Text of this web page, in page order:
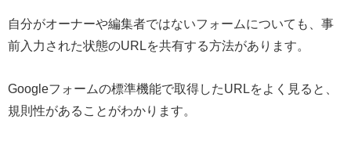
自分がオーナーや編集者ではないフォームについても、事
前入力された状態のURLを共有する方法があります。
Googleフォームの標準機能で取得したURLをよく見ると、
規則性があることがわかります。